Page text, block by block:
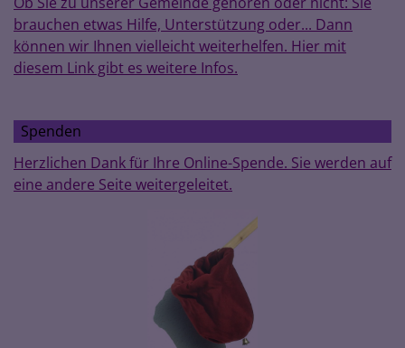
brauchen etwas Hilfe, Unterstützung oder... Dann
können wir Ihnen vielleicht weiterhelfen. Hier mit
diesem Link gibt es weitere Infos.
Spenden
Herzlichen Dank für Ihre Online-Spende. Sie werden auf
eine andere Seite weitergeleitet.